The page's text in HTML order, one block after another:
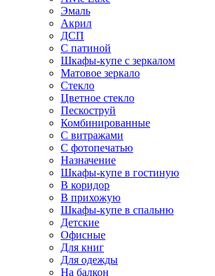
Эмаль
Акрил
ДСП
С патиной
Шкафы-купе с зеркалом
Матовое зеркало
Стекло
Цветное стекло
Пескоструй
Комбинированные
С витражами
С фотопечатью
Назначение
Шкафы-купе в гостиную
В коридор
В прихожую
Шкафы-купе в спальню
Детские
Офисные
Для книг
Для одежды
На балкон